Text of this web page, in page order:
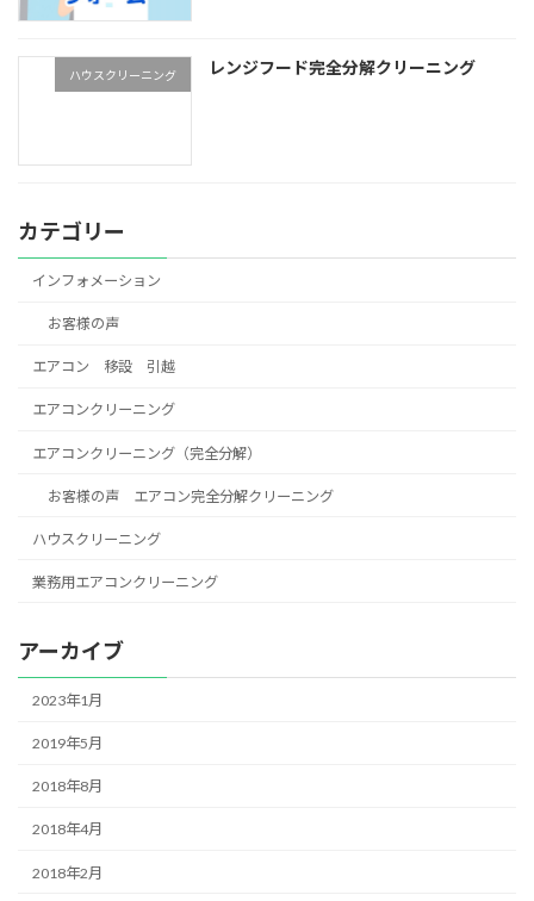
ハウスクリーニング レンジフード完全分解クリーニング
カテゴリー
インフォメーション
お客様の声
エアコン 移設 引越
エアコンクリーニング
エアコンクリーニング（完全分解）
お客様の声 エアコン完全分解クリーニング
ハウスクリーニング
業務用エアコンクリーニング
アーカイブ
2023年1月
2019年5月
2018年8月
2018年4月
2018年2月